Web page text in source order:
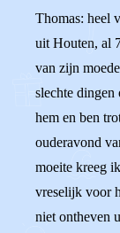
Thomas: heel
uit Houten, al
van zijn
slechte
hem en ben
ouderavond
moeite kreeg
vreselijk voor
niet ontheven